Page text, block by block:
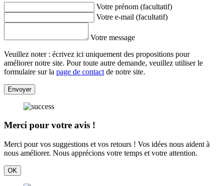
Votre prénom (facultatif)
Votre e-mail (facultatif)
Votre message
Veuillez noter : écrivez ici uniquement des propositions pour
améliorer notre site. Pour toute autre demande, veuillez utiliser le
formulaire sur la page de contact de notre site.
Envoyer
Merci pour votre avis !
Merci pour vos suggestions et vos retours ! Vos idées nous aident à
nous améliorer. Nous apprécions votre temps et votre attention.
OK